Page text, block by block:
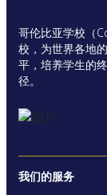
哥伦比亚学校（
校，为世界各地
平，培养学生的
径。
我们的服务